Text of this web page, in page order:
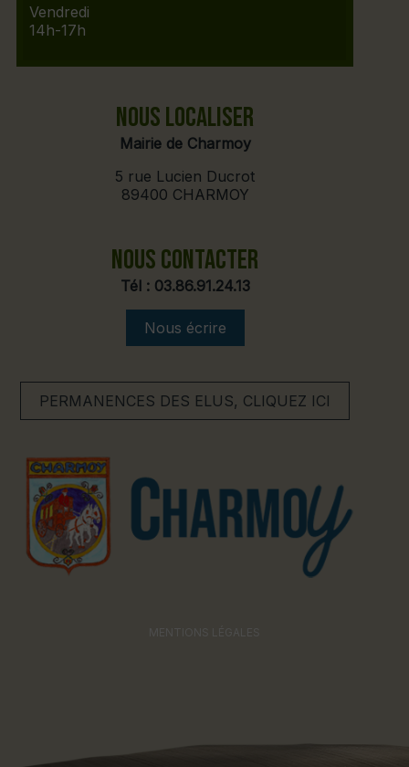
Vendredi
14h-17h
NOUS LOCALISER
Mairie de Charmoy
5 rue Lucien Ducrot
89400 CHARMOY
NOUS CONTACTER
Tél : 03.86.91.24.13
Nous écrire
PERMANENCES DES ELUS, CLIQUEZ ICI